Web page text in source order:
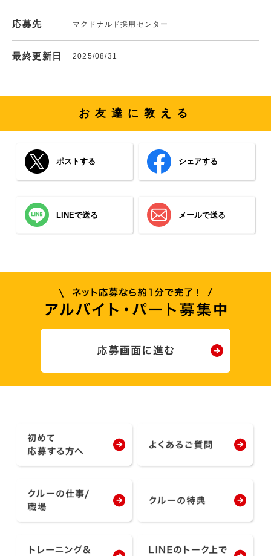
応募先 マクドナルド採用センター
最終更新日 2025/08/31
お友達に教える
ポストする シェアする
LINEで送る メールで送る